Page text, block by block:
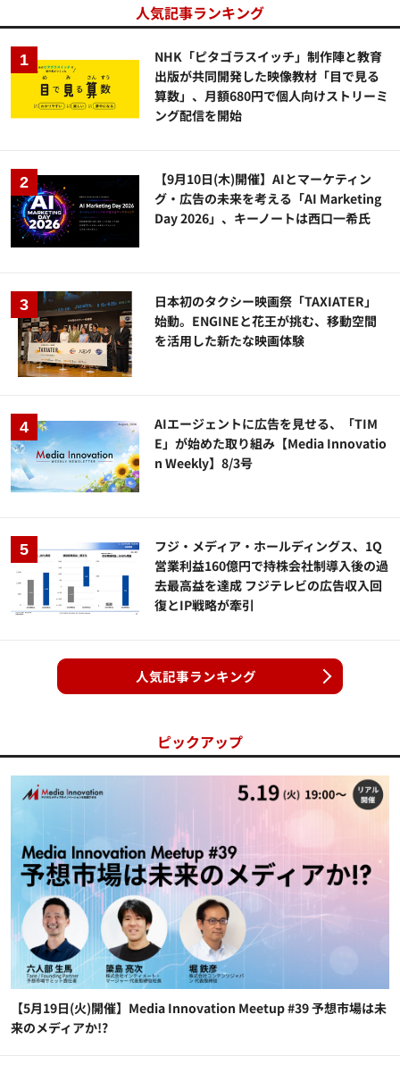
人気記事ランキング
NHK「ピタゴラスイッチ」制作陣と教育
出版が共同開発した映像教材「目で見る
算数」、月額680円で個人向けストリーミ
ング配信を開始
【9月10日(木)開催】AIとマーケティン
グ・広告の未来を考える「AI Marketing
Day 2026」、キーノートは西口一希氏
日本初のタクシー映画祭「TAXIATER」
始動。ENGINEと花王が挑む、移動空間
を活用した新たな映画体験
AIエージェントに広告を見せる、「TIM
E」が始めた取り組み【Media Innovatio
n Weekly】8/3号
フジ・メディア・ホールディングス、1Q
営業利益160億円で持株会社制導入後の過
去最高益を達成 フジテレビの広告収入回
復とIP戦略が牽引
人気記事ランキング
ピックアップ
【5月19日(火)開催】Media Innovation Meetup #39 予想市場は未
来のメディアか!?